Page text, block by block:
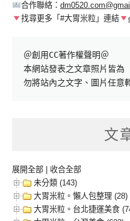
合作聯絡：
找尋更多「#大胃米粒」連結
＠創用CC著作權聲明＠
本網站發表之文章照片皆為
勿將站內之文字、圖片任意
文
展開全部
收合全部
未分類 (143)
大胃米粒。懶人包整理 (28)
大胃米粒。台北捷運美食